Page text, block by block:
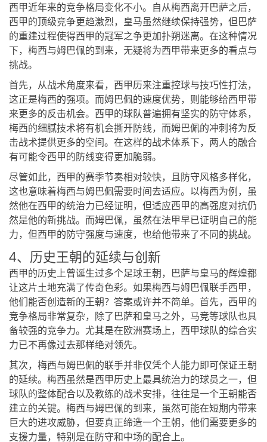
西甲近年来的竞争格局变化不小。自从梅西离开巴萨之后，
西甲的顶级竞争更趋激烈，皇马虽然继续保持强势，但巴萨
的重建过程使得西甲的冠军之争更加扑朔迷离。在这种情况
下，梅西与姆巴佩的到来，无疑将为西甲带来更多的看点与
挑战。
首先，从战术角度来看，西甲历来注重控球与技巧性打法，
这正是梅西的强项。而姆巴佩的速度优势，则能够给西甲带
来更多的反击机会。西甲的球队普遍拥有坚实的防守体系，
梅西的细腻技术将有机会撕开防线，而姆巴佩的冲刺将为反
击战术提供更多的空间。在这样的战术体系下，两人的融合
有可能令西甲的防线变得更加脆弱。
尽管如此，西甲的赛季节奏相对较快，且防守风格多样化，
这也意味着梅西与姆巴佩需要时间去适应。以梅西为例，虽
然他在西甲的统治力已经证明，但适应西甲的高强度对抗仍
然是他的新挑战。而姆巴佩，虽然在法甲早已证明自己的能
力，但西甲的防守强度与速度，也给他带来了不同的挑战。
4、历史王朝的延续与创新
西甲的历史上曾诞生过多个足球王朝，巴萨与皇马的辉煌都
让这片土地充满了传奇色彩。如果梅西与姆巴佩联手西甲，
他们能否创造新的王朝？答案或许并不简单。首先，西甲的
竞争格局非常复杂，除了巴萨和皇马之外，马竞等球队也具
备较强的竞争力。尤其是在欧洲赛场上，西甲球队的综合实
力已不再像过去那样绝对领先。
其次，梅西与姆巴佩的联手并非仅凭个人能力即可保证王朝
的延续。梅西虽然是西甲历史上最具统治力的球员之一，但
球队的整体配合以及教练的战术安排，往往是一个王朝能否
建立的关键。梅西与姆巴佩的到来，虽然可能在短期内带来
巨大的进攻威胁，但要真正缔造一个王朝，他们需要更多的
支援力量，特别是在防守和中场的配合上。